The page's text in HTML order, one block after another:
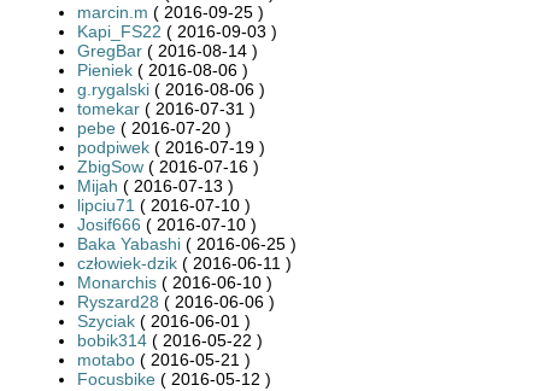
marcin.m ( 2016-09-25 )
Kapi_FS22 ( 2016-09-03 )
GregBar ( 2016-08-14 )
Pieniek ( 2016-08-06 )
g.rygalski ( 2016-08-06 )
tomekar ( 2016-07-31 )
pebe ( 2016-07-20 )
podpiwek ( 2016-07-19 )
ZbigSow ( 2016-07-16 )
Mijah ( 2016-07-13 )
lipciu71 ( 2016-07-10 )
Josif666 ( 2016-07-10 )
Baka Yabashi ( 2016-06-25 )
człowiek-dzik ( 2016-06-11 )
Monarchis ( 2016-06-10 )
Ryszard28 ( 2016-06-06 )
Szyciak ( 2016-06-01 )
bobik314 ( 2016-05-22 )
motabo ( 2016-05-21 )
Focusbike ( 2016-05-12 )